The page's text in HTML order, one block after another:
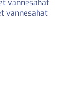
vannesahat
vannesahat